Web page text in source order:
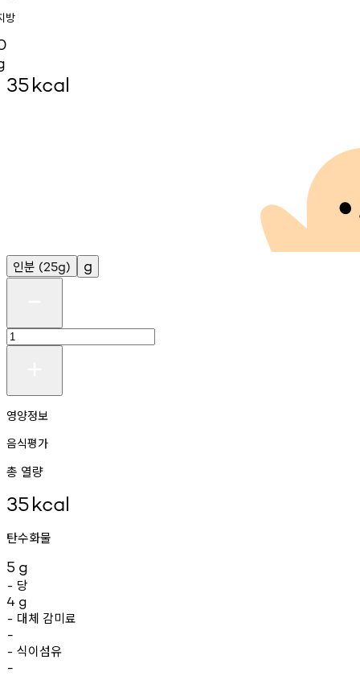
방
35kcal
인분 (25g) g
영양정보
음식평가
총 열량
35kcal
탄수화물
5 g
- 당
4 g
- 대체 감미료
-
- 식이섬유
-